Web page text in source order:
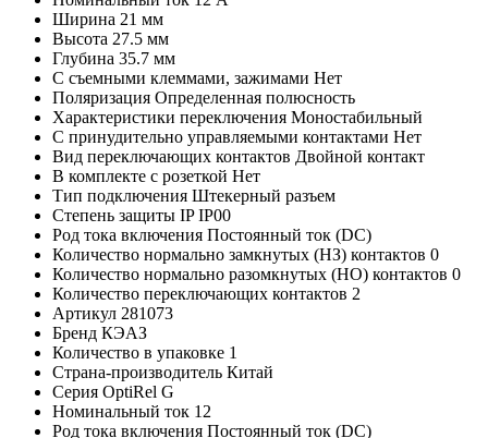
Ширина 21 мм
Высота 27.5 мм
Глубина 35.7 мм
С съемными клеммами, зажимами Нет
Поляризация Определенная полюсность
Характеристики переключения Моностабильный
С принудительно управляемыми контактами Нет
Вид переключающих контактов Двойной контакт
В комплекте с розеткой Нет
Тип подключения Штекерный разъем
Степень защиты IP IP00
Род тока включения Постоянный ток (DC)
Количество нормально замкнутых (НЗ) контактов 0
Количество нормально разомкнутых (НО) контактов 0
Количество переключающих контактов 2
Артикул 281073
Бренд КЭАЗ
Количество в упаковке 1
Страна-производитель Китай
Серия OptiRel G
Номинальный ток 12
Род тока включения Постоянный ток (DC)